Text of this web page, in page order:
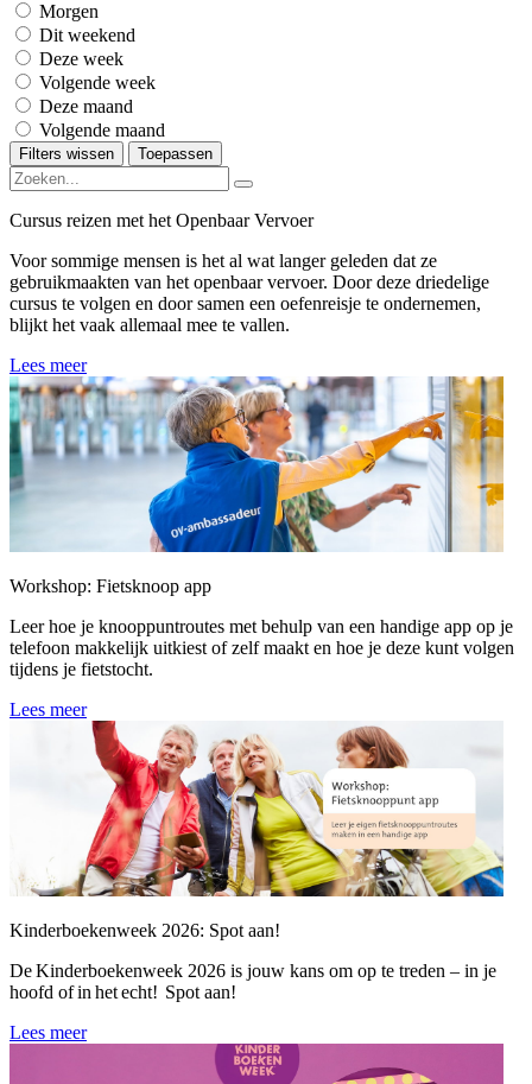
Morgen
Dit weekend
Deze week
Volgende week
Deze maand
Volgende maand
Filters wissen Toepassen
Cursus reizen met het Openbaar Vervoer
Voor sommige mensen is het al wat langer geleden dat ze
gebruikmaakten van het openbaar vervoer. Door deze driedelige
cursus te volgen en door samen een oefenreisje te ondernemen,
blijkt het vaak allemaal mee te vallen.
Lees meer
Workshop: Fietsknoop app
Leer hoe je knooppuntroutes met behulp van een handige app op je
telefoon makkelijk uitkiest of zelf maakt en hoe je deze kunt volgen
tijdens je fietstocht.
Lees meer
Kinderboekenweek 2026: Spot aan!
De Kinderboekenweek 2026 is jouw kans om op te treden – in je
hoofd of in het echt! Spot aan!
Lees meer